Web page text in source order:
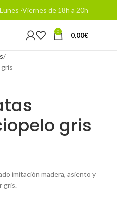
Lunes -Viernes de 18h a 20h
0 0,00€
gris
imitación madera, asiento y
gris.